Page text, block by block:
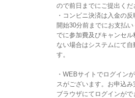
ので前日までにご提出くだ
・コンビニ決済は入金の反
開始30分前までにお支払
でに参加費及びキャンセ
ない場合はシステムにて
す。
・WEBサイトでログイン
スがございます。お申込み
ブラウザにてログインがで